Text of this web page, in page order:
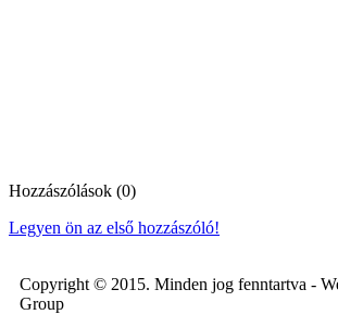
Hozzászólások (0)
Legyen ön az első hozzászóló!
Copyright © 2015. Minden jog fenntartva -
Group